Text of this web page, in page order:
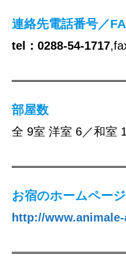
連絡先電話番号／
tel：0288-54-1717
部屋数
全 9室 洋室 6／和室
お宿のホームページ
http://